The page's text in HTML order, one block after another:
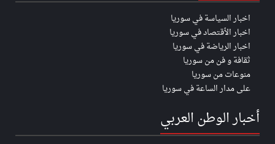
اخبار السياسة في سوريا
اخبار الأقتصاد في سوريا
اخبار الرياضة في سوريا
ثقافة و فن من سوريا
منوعات من سوريا
على مدار الساعة في سوريا
أخبار الوطن العربي